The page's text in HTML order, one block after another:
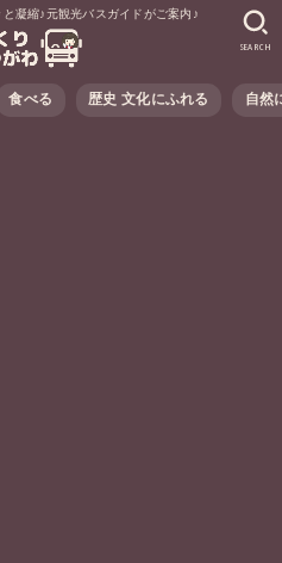
凝縮♪元観光バスガイドがご案内♪
食べる 歴史 文化にふれる 自然
SEARCH